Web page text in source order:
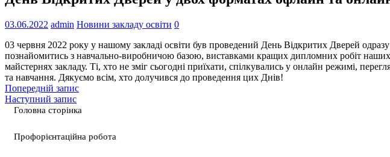
03.06.2022 admin Новини закладу освіти 0
03 червня 2022 року у нашому закладі освіти був проведений День Відкритих Дверей
познайомитись з навчально-виробничою базою, виставками кращих дипломних робіт
майстернях закладу. Ті, хто не зміг сьогодні приїхати, спілкувались у онлайн режимі,
та навчання. Дякуємо всім, хто долучився до проведення цих Днів!
Попередній запис
Наступний запис
Головна сторінка
Профорієнтаційна робота